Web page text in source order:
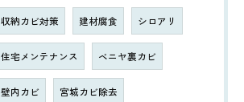
収納カビ対策 建材腐食 シロアリ
住宅メンテナンス ベニヤ裏カビ
壁内カビ 宮城カビ除去